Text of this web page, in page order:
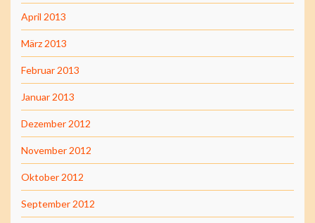
April 2013
März 2013
Februar 2013
Januar 2013
Dezember 2012
November 2012
Oktober 2012
September 2012